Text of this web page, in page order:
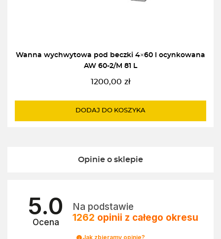
Wanna wychwytowa pod beczki 4×60 l ocynkowana
AW 60-2/M 81 L
1200,00 zł
DODAJ DO KOSZYKA
Opinie o sklepie
5.0
Ocena
Na podstawie
1262 opinii z całego okresu
Jak zbieramy opinie?